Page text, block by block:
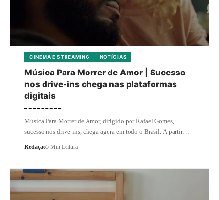
CINEMA E STREAMING NOTÍCIAS
Música Para Morrer de Amor | Sucesso
nos drive-ins chega nas plataformas
digitais
Música Para Morrer de Amor, dirigido por Rafael Gomes,
sucesso nos drive-ins, chega agora em todo o Brasil. A partir…
Redação5 Min Leitura